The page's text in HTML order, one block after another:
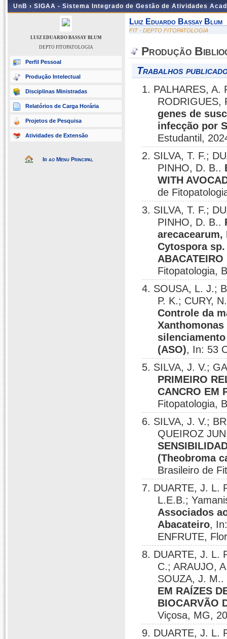
UnB › SIGAA - Sistema Integrado de Gestão de Atividades
LUIZ EDUARDO BASSAY BLUM
DEPTO FITOPATOLOGIA
Perfil Pessoal
Produção Intelectual
Disciplinas Ministradas
Relatórios de Carga Horária
Projetos de Pesquisa
Atividades de Extensão
Ir ao Menu Principal
Luiz Eduardo Bassay Blum
FIT - DEPTO FITOPATOLOGIA
Produção
Trabalhos
1. PALHARES, A.
genes de
infecção por
Estudantil,
2. SILVA, T. F.;
PINHO, D. B..
WITH
de
3. SILVA, T. F.;
PINHO, D. B..
Cytospora sp.
Fitopatologia,
4. SOUSA, L. J.;
P. K.; CURY,
Controle da
(ASO), In: 53
5. SILVA, J. V.;
PRIMEIRO
CANCRO EM
Fitopatologia,
6. SILVA, J. V.;
QUEIROZ
(Theobroma
Brasileiro de
7. DUARTE, J. L.
L.E.B.;
Associados
Abacateiro,
ENFRUTE,
8. DUARTE, J. L.
C.; ARAUJO,
SOUZA, J. M..
EM RAÍZES
BIOCARVÃO
Viçosa, MG,
9. DUARTE, J. L.